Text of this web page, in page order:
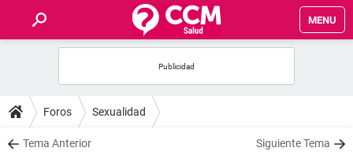
MENU
FORUMS
SALUD
Foros Sexualidad
Tema Anterior Siguiente Tema